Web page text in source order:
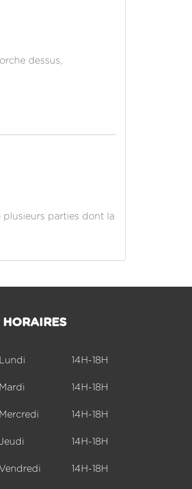
dessus,
plusieurs parties dont la
HORAIRES
Lundi 14H-18H
Mardi 14H-18H
Mercredi 14H-18H
Jeudi 14H-18H
Vendredi 14H-18H